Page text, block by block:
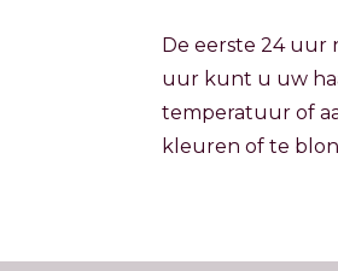
De eerste 24 uur
uur kunt u uw
temperatuur of
kleuren of te